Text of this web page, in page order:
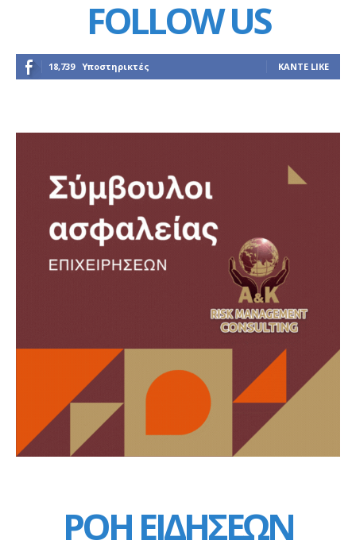
FOLLOW US
18,739 Υποστηρικτές ΚΆΝΤΕ LIKE
ΡΟΗ ΕΙΔΗΣΕΩΝ